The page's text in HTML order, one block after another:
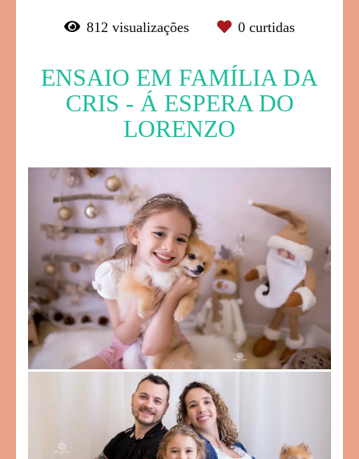
812 visualizações 0 curtidas
ENSAIO EM FAMÍLIA DA
CRIS - Á ESPERA DO
LORENZO